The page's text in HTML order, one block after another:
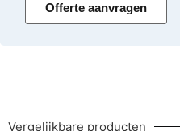
Offerte aanvragen
Vergelijkbare producten